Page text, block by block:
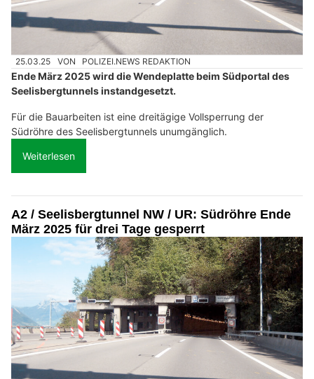
25.03.25 VON POLIZEI.NEWS REDAKTION
Ende März 2025 wird die Wendeplatte beim Südportal des
Seelisbergtunnels instandgesetzt.
Für die Bauarbeiten ist eine dreitägige Vollsperrung der
Südröhre des Seelisbergtunnels unumgänglich.
Weiterlesen
A2 / Seelisbergtunnel NW / UR: Südröhre Ende
März 2025 für drei Tage gesperrt